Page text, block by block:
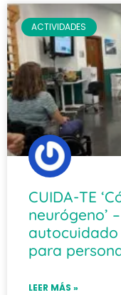
ACTIVIDADES
CUIDA-TE
neurógeno’
para
LEER MÁS »